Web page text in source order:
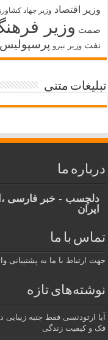
وزیر اقتصاد وزیر جهاد
صمت وزیر
نفت وزیر نیرو پرسپولیس
تبلیغات متنی
درباره ما
دلچسب - خبر فارسی
ایران
تماس با ما
جهت ارتباط با ما به پشتیبانی واتساپ به شماره
نوشته‌های تازه
آیا ارتودنسی فقط جنبه
فک و کیفیت زندگی